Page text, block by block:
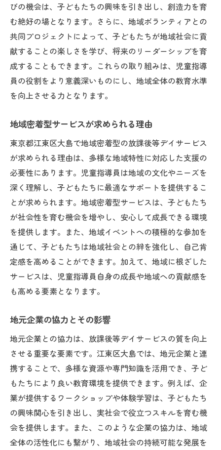
びの機会は、子どもたちの興味を引き出し、創造力を育
む絶好の場となります。さらに、地域ボランティアとの
共同プロジェクトによって、子どもたちが地域社会に貢
献することの楽しさを学び、将来のリーダーシップを育
成することもできます。これらの取り組みは、児童指導
員の役割をより意義深いものにし、地域全体の教育水準
を向上させる力となります。
地域密着型サービスが求められる理由
東京都江東区大島で地域密着型の放課後等デイサービス
が求められる理由は、多様な地域特性に対応した支援の
必要性にあります。児童指導員は地域の文化やニーズを
深く理解し、子どもたちに最適なサポートを提供するこ
とが求められます。地域密着型サービスは、子どもたち
が社会性を育む機会を増やし、安心して成長できる環境
を提供します。また、地域イベントへの積極的な参加を
通じて、子どもたちは地域社会との絆を強化し、自己肯
定感を高めることができます。加えて、地域に根ざした
サービスは、児童指導員自身の成長や地域への貢献感を
も高める要素となります。
地元企業の協力とその影響
地元企業との協力は、放課後等デイサービスの質を向上
させる重要な要素です。江東区大島では、地元企業と連
携することで、多様な資源や専門知識を活用でき、子ど
もたちにより良い教育環境を提供できます。例えば、企
業が提供するワークショップや体験学習は、子どもたち
の興味関心を引き出し、実社会で役立つスキルを育む機
会を提供します。また、このような企業の協力は、地域
全体の活性化にも繋がり、地域社会の持続可能な発展を